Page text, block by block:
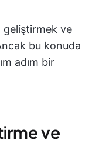
geliştirmek ve
bu konuda
adım bir
ve